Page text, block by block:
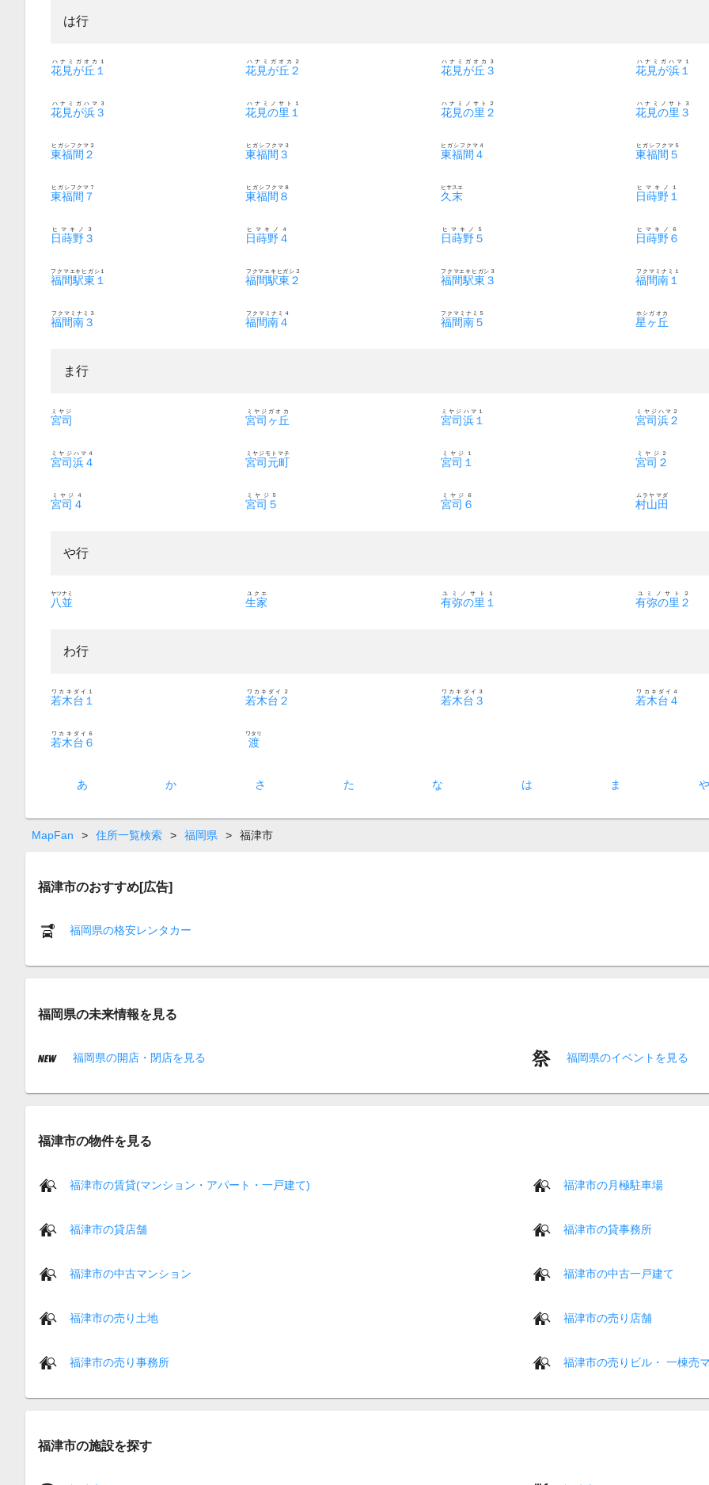
は行
花見が丘１
ハナミガオカ１
花見が丘２
ハナミガオカ２
花見が丘３
ハナミガオカ３
花見が浜１
ハナミガハマ１
花見が浜３
ハナミガハマ３
花見の里１
ハナミノサト１
花見の里２
ハナミノサト２
花見の里３
ハナミノサト３
東福間２
ヒガシフクマ２
東福間３
ヒガシフクマ３
東福間４
ヒガシフクマ４
東福間５
ヒガシフクマ５
東福間７
ヒガシフクマ７
東福間８
ヒガシフクマ８
久末
ヒサスエ
日蒔野１
ヒマキノ１
日蒔野３
ヒマキノ３
日蒔野４
ヒマキノ４
日蒔野５
ヒマキノ５
日蒔野６
ヒマキノ６
福間駅東１
フクマエキヒガシ１
福間駅東２
フクマエキヒガシ２
福間駅東３
フクマエキヒガシ３
福間南１
フクマミナミ１
福間南３
フクマミナミ３
福間南４
フクマミナミ４
福間南５
フクマミナミ５
星ヶ丘
ホシガオカ
ま行
宮司
ミヤジ
宮司ヶ丘
ミヤジガオカ
宮司浜１
ミヤジハマ１
宮司浜２
ミヤジハマ２
宮司浜４
ミヤジハマ４
宮司元町
ミヤジモトマチ
宮司１
ミヤジ１
宮司２
ミヤジ２
宮司４
ミヤジ４
宮司５
ミヤジ５
宮司６
ミヤジ６
村山田
ムラヤマダ
や行
八並
ヤツナミ
生家
ユクエ
有弥の里１
ユミノサト１
有弥の里２
ユミノサト２
わ行
若木台１
ワカキダイ１
若木台２
ワカキダイ２
若木台３
ワカキダイ３
若木台４
ワカキダイ４
若木台６
ワカキダイ６
渡
ワタリ
あ か さ た な は ま や
MapFan > 住所一覧検索 > 福岡県 > 福津市
福津市のおすすめ[広告]
福岡県の格安レンタカー
福岡県の未来情報を見る
福岡県の開店・閉店を見る 福岡県のイベントを見る
福津市の物件を見る
福津市の賃貸(マンション・アパート・一戸建て) 福津市の月極駐車場
福津市の貸店舗 福津市の貸事務所
福津市の中古マンション 福津市の中古一戸建て
福津市の売り土地 福津市の売り店舗
福津市の売り事務所 福津市の売りビル・ 一棟売
福津市の施設を探す